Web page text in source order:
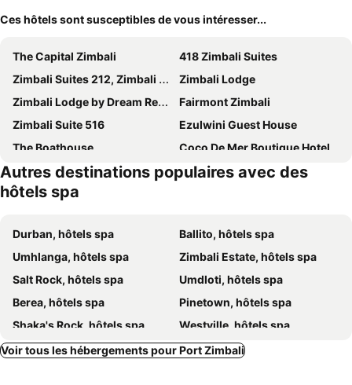
Ces hôtels sont susceptibles de vous intéresser...
The Capital Zimbali
418 Zimbali Suites
Zimbali Suites 212, Zimbali Estate
Zimbali Lodge
Zimbali Lodge by Dream Resorts
Fairmont Zimbali
Zimbali Suite 516
Ezulwini Guest House
The Boathouse
Coco De Mer Boutique Hotel
Ekhaya Guest House
First Group La Montagne
Venti Dell'Est
Sibaya Lodge
Autres destinations populaires avec des
hôtels spa
Durban, hôtels spa
Ballito, hôtels spa
Umhlanga, hôtels spa
Zimbali Estate, hôtels spa
Salt Rock, hôtels spa
Umdloti, hôtels spa
Berea, hôtels spa
Pinetown, hôtels spa
Shaka's Rock, hôtels spa
Westville, hôtels spa
KwaDukuza, hôtels spa
Zinkwazi Beach, hôtels spa
Voir tous les hébergements pour Port Zimbali